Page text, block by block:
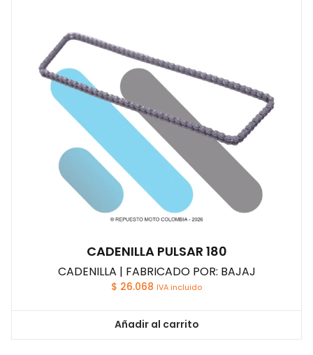
CADENILLA PULSAR 180
CADENILLA | FABRICADO POR: BAJAJ
$ 26.068 IVA incluido
Añadir al carrito